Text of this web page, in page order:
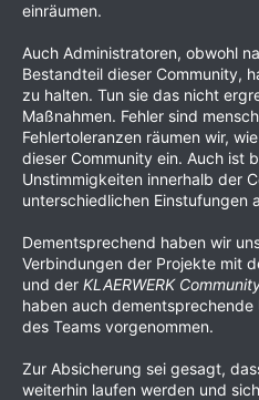
einräumen.
Auch Administratoren, obwohl
Bestandteil dieser Community,
zu halten. Tun sie das nicht
Maßnahmen. Fehler sind
Fehlertoleranzen räumen wir,
dieser Community ein. Auch ist
Unstimmigkeiten innerhalb der
unterschiedlichen Einstufungen
Dementsprechend haben wir
Verbindungen der Projekte mit
und der KLAERWERK
haben auch
des Teams vorgenommen.
Zur Absicherung sei gesagt,
weiterhin laufen werden und